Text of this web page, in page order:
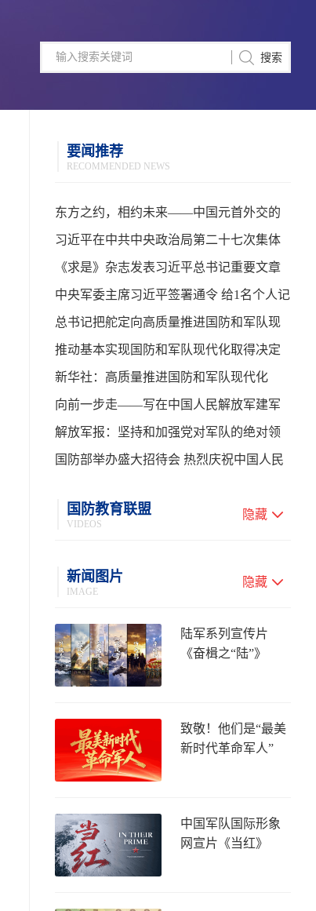
要闻推荐
RECOMMENDED NEWS
东方之约，相约未来——中国元首外交的
世界情怀与大国气派
习近平在中共中央政治局第二十七次集体
学习时强调 强化政治引领 深化创新发展 高
质量推进国防和军队现代化
《求是》杂志发表习近平总书记重要文章
中央军委主席习近平签署通令 给1名个人记
功
总书记把舵定向高质量推进国防和军队现
代化
推动基本实现国防和军队现代化取得决定
性进展——学习贯彻习主席在中共中央政
治局第二十七次集体学习时的重要讲话
新华社：高质量推进国防和军队现代化
向前一步走——写在中国人民解放军建军
99周年之际
解放军报：坚持和加强党对军队的绝对领
导 高质量推进国防和军队现代化
国防部举办盛大招待会 热烈庆祝中国人民
国防教育联盟
VIDEOS
隐藏
新闻图片
IMAGE
隐藏
陆军系列宣传片
《奋楫之“陆”》
致敬！他们是“最美
新时代革命军人”
中国军队国际形象
网宣片《当红》